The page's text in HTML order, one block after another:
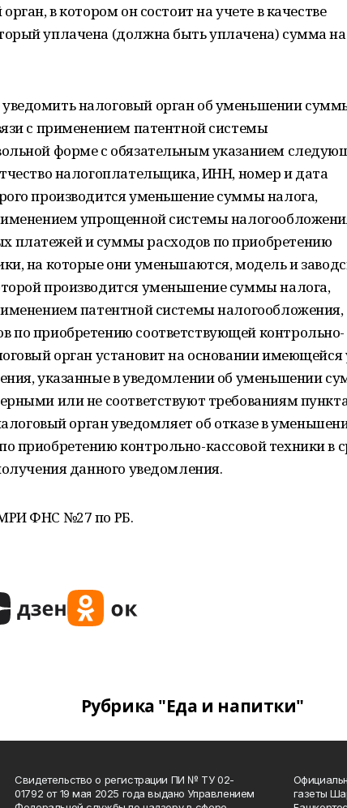
в котором он состоит на учете в качестве
уплачена (должна быть уплачена) сумма
налоговый орган об уменьшении
с применением патентной системы
форме с обязательным указанием
налогоплательщика, ИНН, номер и дата
производится уменьшение суммы налога,
упрощенной системы
платежей и суммы расходов по приобретению
на которые они уменьшаются, модель и
производится уменьшение суммы налога,
патентной системы налогообложения,
по приобретению соответствующей контрольно-
орган установит на основании имеющейся
указанные в уведомлении об уменьшении
или не соответствуют требованиям
орган уведомляет об отказе в
приобретению контрольно-кассовой техники в
данного уведомления.
ФНС №27 по РБ.
Рубрика "Еда и напитки"
Свидетельство о регистрации ПИ № ТУ 02-
01792 от 19 мая 2025 года выдано Управлением
газеты